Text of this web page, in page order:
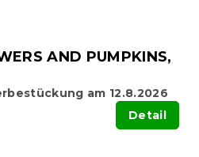
AND PUMPKINS,
am 12.8.2026
Detail